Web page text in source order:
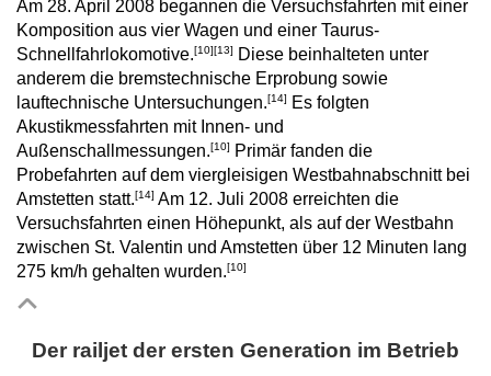
Am 28. April 2008 begannen die Versuchsfahrten mit einer
Komposition aus vier Wagen und einer Taurus-
Schnellfahrlokomotive.[10][13]
Diese beinhalteten unter
anderem die bremstechnische Erprobung sowie
lauftechnische Untersuchungen.[14]
Es folgten
Akustikmessfahrten mit Innen- und
Außenschallmessungen.[10]
Primär fanden die
Probefahrten auf dem viergleisigen Westbahnabschnitt bei
Amstetten statt.[14] Am 12. Juli 2008 erreichten die
Versuchsfahrten einen Höhepunkt, als auf der Westbahn
zwischen St. Valentin und Amstetten über 12 Minuten lang
275 km/h gehalten wurden.[10]
Der railjet der ersten Generation im Betrieb